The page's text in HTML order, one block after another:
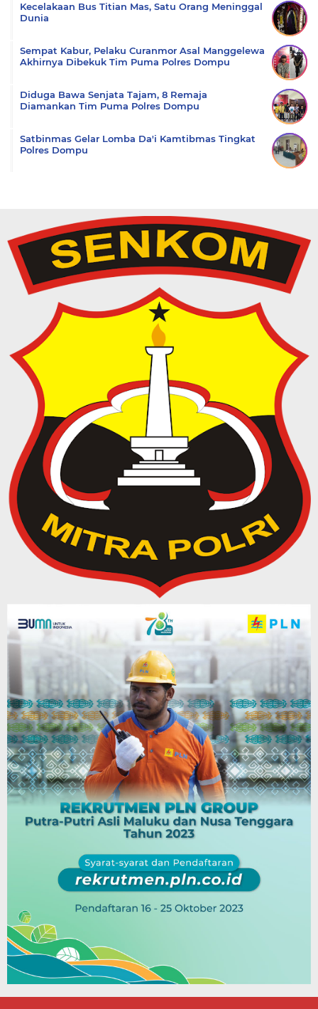
Kecelakaan Bus Titian Mas, Satu Orang Meninggal
Dunia
Sempat Kabur, Pelaku Curanmor Asal Manggelewa
Akhirnya Dibekuk Tim Puma Polres Dompu
Diduga Bawa Senjata Tajam, 8 Remaja
Diamankan Tim Puma Polres Dompu
Satbinmas Gelar Lomba Da'i Kamtibmas Tingkat
Polres Dompu